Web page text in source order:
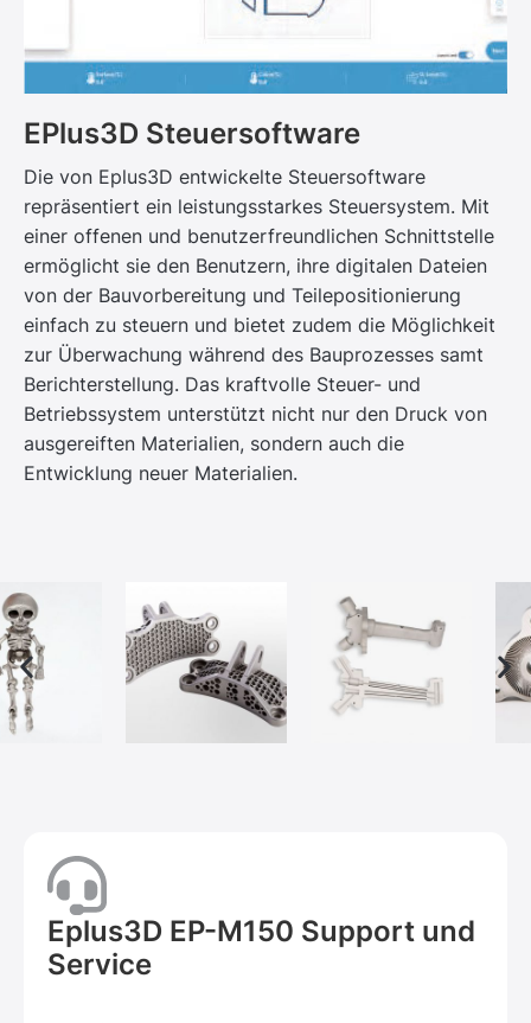
EPlus3D Steuersoftware
Die von Eplus3D entwickelte Steuersoftware
repräsentiert ein leistungsstarkes Steuersystem. Mit
einer offenen und benutzerfreundlichen Schnittstelle
ermöglicht sie den Benutzern, ihre digitalen Dateien
von der Bauvorbereitung und Teilepositionierung
einfach zu steuern und bietet zudem die Möglichkeit
zur Überwachung während des Bauprozesses samt
Berichterstellung. Das kraftvolle Steuer- und
Betriebssystem unterstützt nicht nur den Druck von
ausgereiften Materialien, sondern auch die
Entwicklung neuer Materialien.
Eplus3D EP-M150 Support und
Service